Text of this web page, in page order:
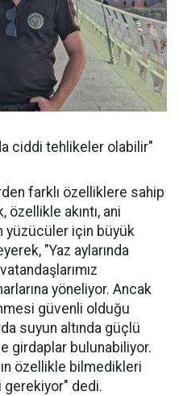
ciddi tehlikeler olabilir"
farklı özelliklere sahip
akıntı, ani
yüzücüler için büyük
"Yaz aylarında
yöneliyor. Ancak
güvenli olduğu
suyun altında güçlü
girdaplar bulunabiliyor.
özellikle bilmedikleri
dedi.